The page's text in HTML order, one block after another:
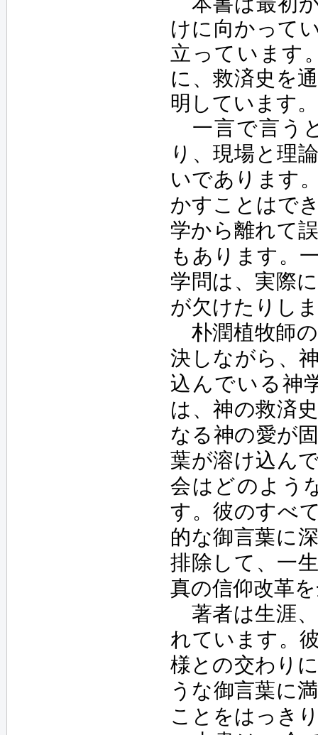
けに向かって
立っています
に、救済史を
明しています
一言で言う
り、現場と理
いであります
かすことはで
学から離れて
もあります。
学問は、実際
が欠けたりし
朴潤植牧師
決しながら、
込んでいる神
は、神の救済
なる神の愛が
葉が溶け込ん
会はどのよう
す。彼のすべ
的な御言葉に
排除して、一
真の信仰改革
著者は生涯
れています。
様との交わり
うな御言葉に
ことをはっき